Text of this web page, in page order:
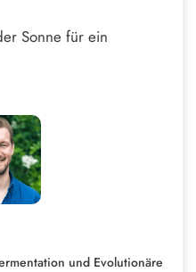
Sonne für ein
und Evolutionäre